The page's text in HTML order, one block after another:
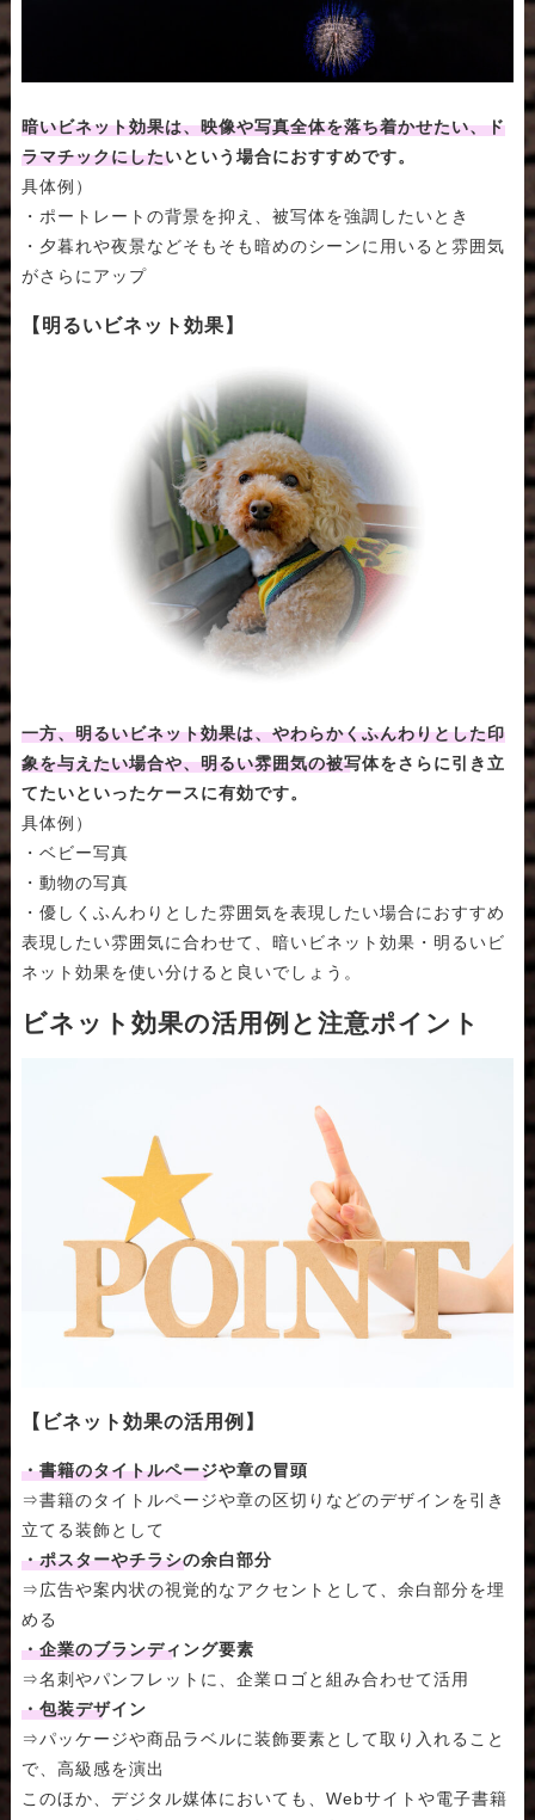
暗いビネット効果は、映像や写真全体を落ち着かせたい、ド
ラマチックにしたいという場合におすすめです。
具体例）
・ポートレートの背景を抑え、被写体を強調したいとき
・夕暮れや夜景などそもそも暗めのシーンに用いると雰囲気
がさらにアップ
【明るいビネット効果】
一方、明るいビネット効果は、やわらかくふんわりとした印
象を与えたい場合や、明るい雰囲気の被写体をさらに引き立
てたいといったケースに有効です。
具体例）
・ベビー写真
・動物の写真
・優しくふんわりとした雰囲気を表現したい場合におすすめ
表現したい雰囲気に合わせて、暗いビネット効果・明るいビ
ネット効果を使い分けると良いでしょう。
ビネット効果の活用例と注意ポイント
【ビネット効果の活用例】
・書籍のタイトルページや章の冒頭
⇒書籍のタイトルページや章の区切りなどのデザインを引き
立てる装飾として
・ポスターやチラシの余白部分
⇒広告や案内状の視覚的なアクセントとして、余白部分を埋
める
・企業のブランディング要素
⇒名刺やパンフレットに、企業ロゴと組み合わせて活用
・包装デザイン
⇒パッケージや商品ラベルに装飾要素として取り入れること
で、高級感を演出
このほか、デジタル媒体においても、Webサイトや電子書籍